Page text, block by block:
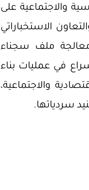
والاجتماعية على
الاستخباراتي
ملف سجناء
في عمليات بناء
والاجتماعية،
سردياتها.